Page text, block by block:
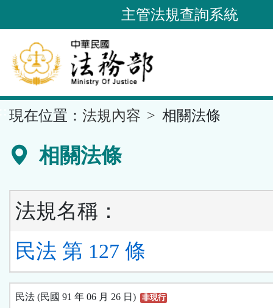
到
要
內
容
區
主管法規查詢系統
現在位置： 法規內容 相關法條
相關法條
法規名稱：
民法 第 127 條
民法 (民國 91 年 06 月 26 日) 非現行